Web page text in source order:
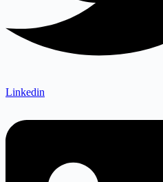
Linkedin